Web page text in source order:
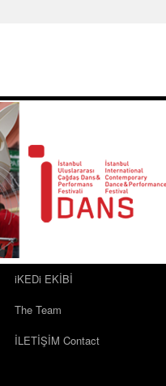
iKEDi EKİBİ
The Team
İLETİŞİM Contact